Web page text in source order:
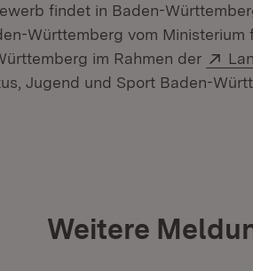
findet in Baden-
Württemberg vom
im Rahmen der
Jugend und Sport Baden-
Weitere